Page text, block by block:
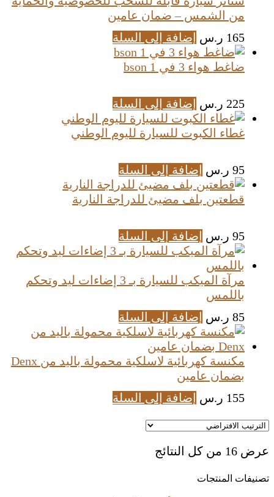
من الشمس – ضمان عامين
165 ر.س إضافة إلى السلة
ضاغط هواء 3 في 1 bson
225 ر.س إضافة إلى السلة
غطاء الكبوت للسيارة لليوم الوطني
95 ر.س إضافة إلى السلة
قطعتين بلف مضيئ للدراجة النارية
95 ر.س إضافة إلى السلة
مرآة الميكب للسيارة بـ 3 إضاءات ليد وتحكم
باللمس
85 ر.س إضافة إلى السلة
مكنسة كهربائية لاسلكية محمولة باليد من Denx
بضمان عامين
155 ر.س إضافة إلى السلة
عرض ⁦16⁩ من كل النتائج
تصنيفات المنتجات